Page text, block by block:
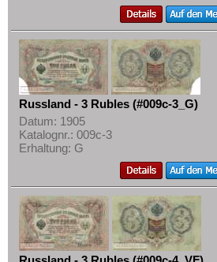
Russland - 3 Rubles (#009c-3_G)
Datum: 1905
Katalognr.: 009c-3
Erhaltung: G